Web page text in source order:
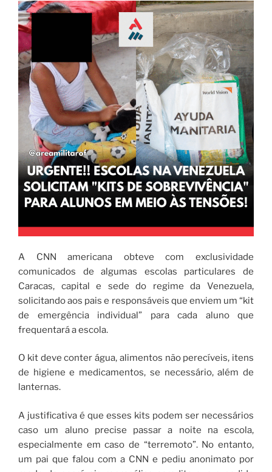
A CNN americana obteve com exclusividade
comunicados de algumas escolas particulares de
Caracas, capital e sede do regime da Venezuela,
solicitando aos pais e responsáveis ​​que enviem um “kit
de emergência individual” para cada aluno que
frequentará a escola.
O kit deve conter água, alimentos não perecíveis, itens
de higiene e medicamentos, se necessário, além de
lanternas.
A justificativa é que esses kits podem ser necessários
caso um aluno precise passar a noite na escola,
especialmente em caso de “terremoto”. No entanto,
um pai que falou com a CNN e pediu anonimato por